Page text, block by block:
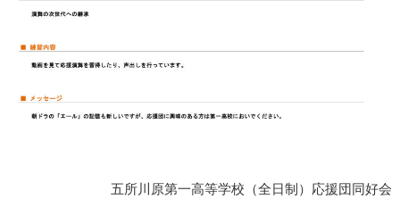
五所川原第一高等学校（全日制）応援団同好会